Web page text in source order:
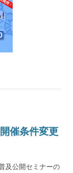
催条件変更
及公開セミナーの